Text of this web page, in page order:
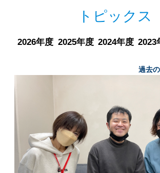
トピックス
2026年度 2025年度 2024年度 2023
過去